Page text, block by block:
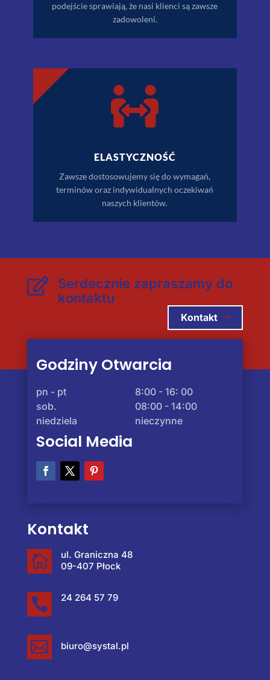
podejście sprawiają, że nasi klienci są zawsze
zadowoleni.

ELASTYCZNOŚĆ
Zawsze dostosowujemy się do wymagań,
terminów oraz indywidualnych oczekiwań
naszych klientów.

Serdecznie zapraszamy do
kontaktu
Kontakt
Godziny Otwarcia
pn - pt
8:00 - 16: 00
sob.
08:00 - 14:00
niedziela
nieczynne
Social Media
Kontakt

ul. Graniczna 48
09-407 Płock
 24 264 57 79
 biuro@systal.pl